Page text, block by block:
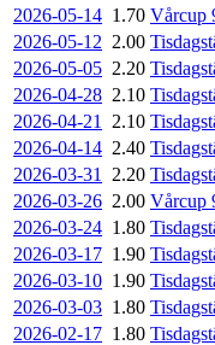
2026-05-14 1.70 Vårcup
2026-05-12 2.00
2026-05-05 2.20
2026-04-28 2.10
2026-04-21
2.10
2026-04-14 2.40
2026-03-31
2.20
2026-03-26 2.00 Vårcup
2026-03-24 1.80
2026-03-17 1.90
2026-03-10 1.90
2026-03-03 1.80
2026-02-17 1.80